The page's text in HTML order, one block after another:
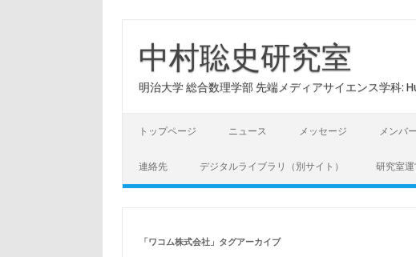
中村聡史研究室
明治大学 総合数理学部 先端メディアサイエンス学科:
トップページ ニュース メッセージ メンバ
連絡先 デジタルライブラリ（別サイト） 研究室運
「ワコム株式会社」タグアーカイブ